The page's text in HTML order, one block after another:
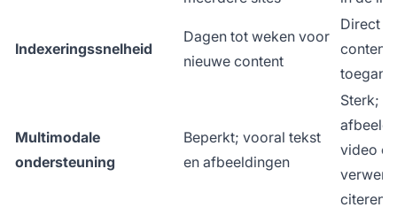
Indexeringssnelheid
Dagen tot weken voor
nieuwe content
Direct
content
Multimodale
ondersteuning
Beperkt; vooral tekst
en afbeeldingen
Sterk;
video
citeren